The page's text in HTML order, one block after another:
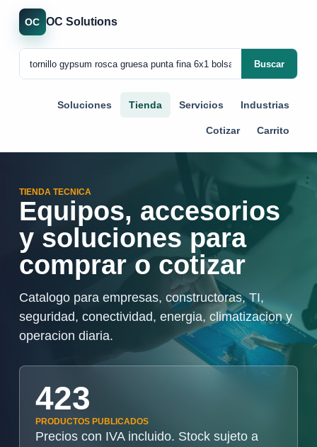
OC OC Solutions
Buscar
Soluciones Tienda Servicios Industrias
Cotizar Carrito
TIENDA TECNICA
Equipos, accesorios
y soluciones para
comprar o cotizar
Catalogo para empresas, constructoras, TI,
seguridad, conectividad, energia, climatizacion y
operacion diaria.
423
PRODUCTOS PUBLICADOS
Precios con IVA incluido. Stock sujeto a